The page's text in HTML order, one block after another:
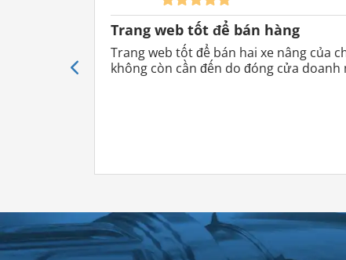
Hệ thống chiết khấu trong các
cáo
13%
giảm giá
18%
giảm giá
Trang web tốt để bán hàng
Trang web tốt để bán hai xe nâng của
không còn cần đến do đóng cửa doanh